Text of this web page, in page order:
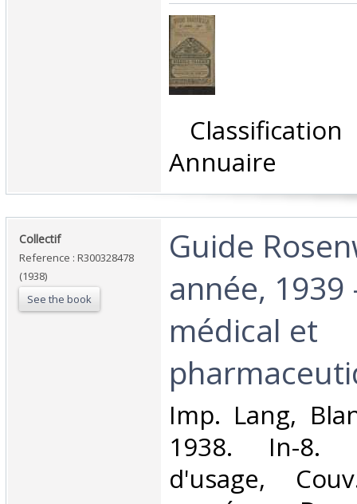
Annuaire‎
‎Collectif‎
Reference : R300328478
(1938)
See the book
‎Guide
année, 1939
médical et
‎Imp. Lang,
1938. In-8.
d'usage,